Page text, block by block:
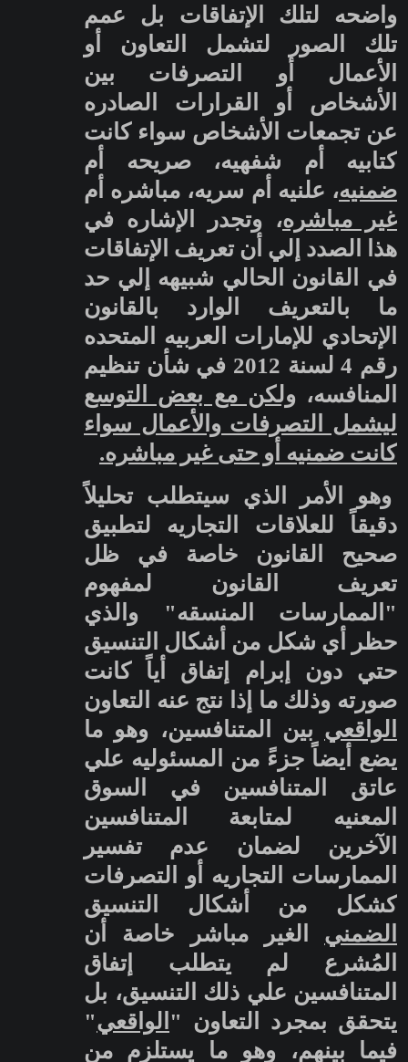
واضحه لتلك الإتفاقات بل عمم
تلك الصور لتشمل التعاون أو
الأعمال أو التصرفات بين
الأشخاص أو القرارات الصادره
عن تجمعات الأشخاص سواء كانت
كتابيه أم شفهيه، صريحه أم
ضمنيه، علنيه أم سريه، مباشره أم
غير مباشره، وتجدر الإشاره في
هذا الصدد إلي أن تعريف الإتفاقات
في القانون الحالي شبيهه إلي حد
ما بالتعريف الوارد بالقانون
الإتحادي للإمارات العربيه المتحده
رقم 4 لسنة 2012 في شأن تنظيم
المنافسه،ولكن مع بعض التوسع
ليشمل التصرفات والأعمال سواء
كانت ضمنيه أو حتى غير مباشره.
وهو الأمر الذي سيتطلب تحليلاً
دقيقاً للعلاقات التجاريه لتطبيق
صحيح القانون خاصة في ظل
تعريف القانون لمفهوم
"الممارسات المنسقه" والذي
حظر أي شكل من أشكال التنسيق
حتي دون إبرام إتفاق أياً كانت
صورته وذلك ما إذا نتج عنه التعاون
الواقعي بين المتنافسين، وهو ما
يضع أيضاً جزءً من المسئوليه علي
عاتق المتنافسين في السوق
المعنيه لمتابعة المتنافسين
الآخرين لضمان عدم تفسير
الممارسات التجاريه أو التصرفات
كشكل من أشكال التنسيق
الضمني الغير مباشر خاصة أن
المُشرع لم يتطلب إتفاق
المتنافسين علي ذلك التنسيق، بل
يتحقق بمجرد التعاون " الواقعي"
فيما بينهم، وهو ما يستلزم من